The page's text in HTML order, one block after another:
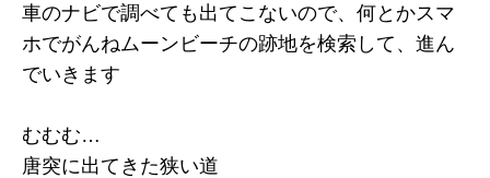
車のナビで調べても出てこないので、何とかスマ
ホでがんねムーンビーチの跡地を検索して、進ん
でいきます
むむむ…
唐突に出てきた狭い道